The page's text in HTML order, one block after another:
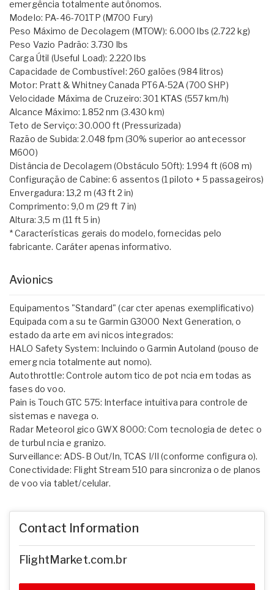
emergência totalmente autônomos.
Modelo: PA-46-701TP (M700 Fury)
Peso Máximo de Decolagem (MTOW): 6.000 lbs (2.722 kg)
Peso Vazio Padrão: 3.730 lbs
Carga Útil (Useful Load): 2.220 lbs
Capacidade de Combustível: 260 galões (984 litros)
Motor: Pratt & Whitney Canada PT6A-52A (700 SHP)
Velocidade Máxima de Cruzeiro: 301 KTAS (557 km/h)
Alcance Máximo: 1.852 nm (3.430 km)
Teto de Serviço: 30.000 ft (Pressurizada)
Razão de Subida: 2.048 fpm (30% superior ao antecessor
M600)
Distância de Decolagem (Obstáculo 50ft): 1.994 ft (608 m)
Configuração de Cabine: 6 assentos (1 piloto + 5 passageiros)
Envergadura: 13,2 m (43 ft 2 in)
Comprimento: 9,0 m (29 ft 7 in)
Altura: 3,5 m (11 ft 5 in)
* Características gerais do modelo, fornecidas pelo
fabricante. Caráter apenas informativo.
Avionics
Equipamentos "Standard" (car cter apenas exemplificativo)
Equipada com a su te Garmin G3000 Next Generation, o
estado da arte em avi nicos integrados:
HALO Safety System: Incluindo o Garmin Autoland (pouso de
emerg ncia totalmente aut nomo).
Autothrottle: Controle autom tico de pot ncia em todas as
fases do voo.
Pain is Touch GTC 575: Interface intuitiva para controle de
sistemas e navega o.
Radar Meteorol gico GWX 8000: Com tecnologia de detec o
de turbul ncia e granizo.
Surveillance: ADS-B Out/In, TCAS I/II (conforme configura o).
Conectividade: Flight Stream 510 para sincroniza o de planos
de voo via tablet/celular.
Contact Information
FlightMarket.com.br